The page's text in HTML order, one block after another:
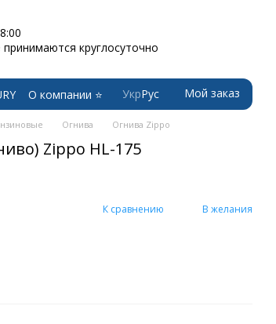
круглосуточно
О компании ⭐
УкрРус Мой заказ
Огнива Огнива Zippo
Zippo HL-175
К сравнению В желания